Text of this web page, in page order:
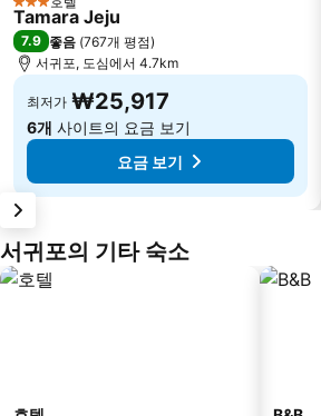
3 성급
Tamara Jeju
7.9 좋음 (767개 평점)
서귀포, 도심에서 4.7km
최저가 ₩25,917
6개 사이트의 요금 보기
요금 보기
서귀포의 기타 숙소